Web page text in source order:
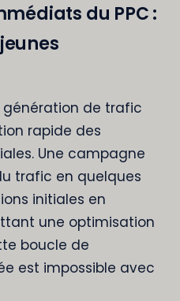
du PPC :
génération de trafic
rapide des
Une campagne
trafic en quelques
initiales en
une optimisation
boucle de
est impossible avec